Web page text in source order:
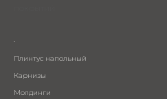
.
Плинтус напольный
Карнизы
Молдинги